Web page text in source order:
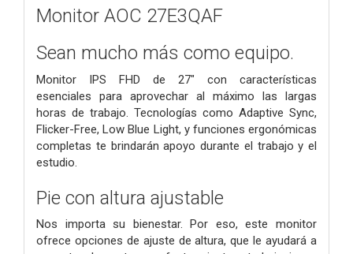
Monitor AOC 27E3QAF
Sean mucho más como equipo.
Monitor IPS FHD de 27" con características
esenciales para aprovechar al máximo las largas
horas de trabajo. Tecnologías como Adaptive Sync,
Flicker-Free, Low Blue Light, y funciones ergonómicas
completas te brindarán apoyo durante el trabajo y el
estudio.
Pie con altura ajustable
Nos importa su bienestar. Por eso, este monitor
ofrece opciones de ajuste de altura, que le ayudará a